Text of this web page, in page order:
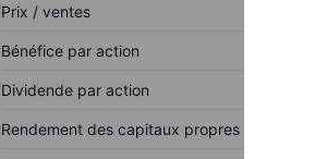
Prix / ventes
Bénéfice par action
Dividende par action
Rendement des capitaux propres